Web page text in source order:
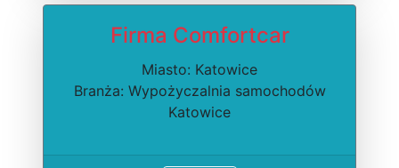
Firma Comfortcar
Miasto: Katowice
Branża: Wypożyczalnia samochodów
Katowice